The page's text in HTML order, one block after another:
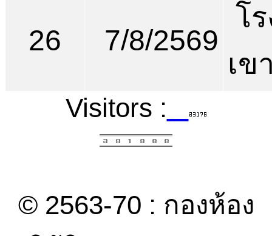
26 7/8/2569
โ
เข
Visitors :
© 2563-70 : กองห้อง